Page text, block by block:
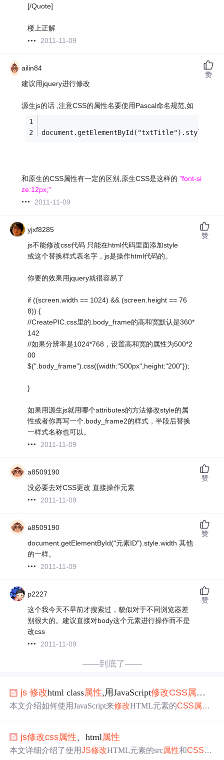
[/Quote]
楼上正解
2011-11-09
ailin84
建议用jquery进行修改
源生js的话 ,注意CSS的属性名要使用Pascal命名规范,如
和原生的CSS属性有一定的区别,原生CSS是这样的"font-si
ze:12px;"
2011-11-09
赞
yjxf8285
js不能修改css代码 只能在html代码里面添加style
或这个替换样式表名字，js是操作html代码的。
你要的效果用jquery就很容易了
if ((screen.width == 1024) && (screen.height == 76
8)) {
//CreatePIC.css里的.body_frame的高和宽默认是360*
142
//如果分辨率是1024*768，设置高和宽的属性为500*2
00
$(".body_frame").css({width:"500px",height:"200"});
}
如果用源生js就用哪个attributes的方法修改style的属
性或者你再写一个.body_frame2的样式，半段后替换
一样式名称也可以。
2011-11-09
赞
a8509190
没必要去对CSS更改 直接操作元素
2011-11-09
赞
a8509190
document.getElementById("元素ID").style.width 其他
的一样。
2011-11-09
赞
p2227
这个我今天不早前才搜索过，貌似对于不同浏览器差
别很大的。建议直接对body这个元素进行操作而不是
改css
2011-11-09
赞
——到底了——
js 修改html class属性,用JavaScript修改CSS属性
本文介绍如何使用JavaScript来修改HTML元素的CSS属性
js修改css属性、html 属性
本文详细介绍了使用JS修改HTML元素的src属性和CSS样